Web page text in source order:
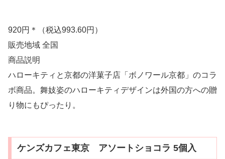
920円＊（税込993.60円）
販売地域 全国
商品説明
ハローキティと京都の洋菓子店「ボノワール京都」のコラ
ボ商品。舞妓姿のハローキティデザインは外国の方への贈
り物にもぴったり。
ケンズカフェ東京 アソートショコラ 5個入